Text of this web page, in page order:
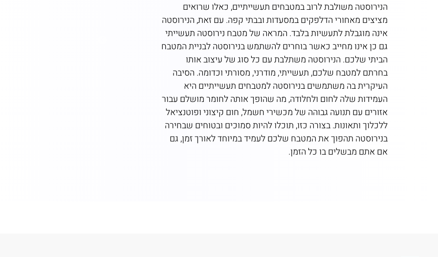
הנירוסטה משולבת לרוב במטבחים תעשייתיים, כאלו שרואים
מציצים מאחורי הדלפקים במסעדות ובבתי קפה. עם זאת, הנירוסטה
אינה מוגבלת לתעשיות בלבד. המראה של מטבח נירוסטה תעשייתי
גם כן אינו מחייב כאשר בוחרים להשתמש בנירוסטה לבניית המטבח
הביתי שלכם. הנירוסטה משתלבת עם כל סוג של עיצוב אותו
בחרתם למטבח שלכם, תעשייתי, מודרני, מסורתי וכדומה. הסיבה
העיקרית בה משתמשים בנירוסטה למטבחים תעשייתיים היא
העמידות שלה לחום ולחלודה, מה שהופך אותה לחומר מושלם עבור
אזורים עם תנועה גבוהה של מכשירי חשמל, חום קיצוני ופוטנציאל
ללכלוך ותאונות. בצורה כזו, תוכלו להיות סמוכים ובטוחים שבחירה
בנירוסטה תהפוך את המטבח שלכם לעמיד במיוחד לאורך זמן, גם
אם אתם מבשלים בו כל הזמן.